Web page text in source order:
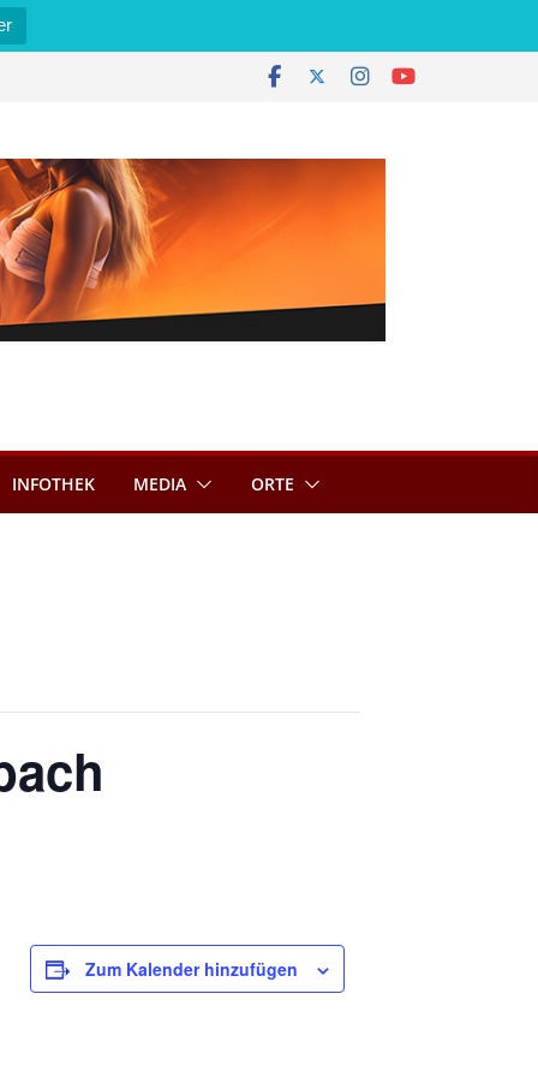
INFOTHEK MEDIA ORTE
Zum Kalender hinzufügen